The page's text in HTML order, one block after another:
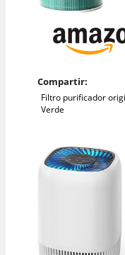
Compartir:
Filtro purificador
Verde